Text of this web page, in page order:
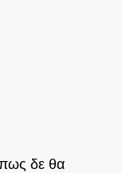
πως δε θα